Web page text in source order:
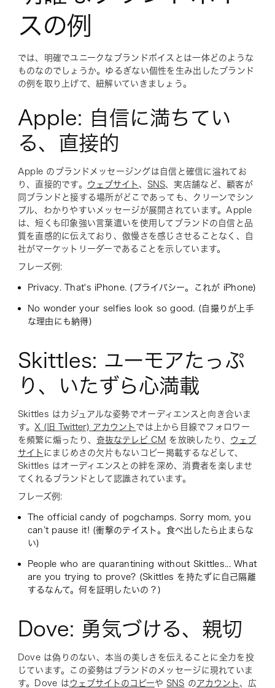
スの例
では、明確でユニークなブランドボイスとは一体どのような
ものなのでしょうか。ゆるぎない個性を生み出したブランド
の例を取り上げて、紐解いていきましょう。
Apple: 自信に満ちてい
る、直接的
Apple のブランドメッセージングは自信と確信に溢れてお
り、直接的です。
ウェブサイト、 SNS、実店舗など、顧客が
同ブランドと接する場所がどこであっても、クリーンでシン
プル、わかりやすいメッセージが展開されています。Apple
は、短くも印象強い言葉遣いを使用してブランドの自信と品
質を直感的に伝えており、傲慢さを感じさせることなく、自
社がマーケットリーダーであることを示しています。
フレーズ例:
Privacy. That's iPhone. (プライバシー。これが iPhone)
No wonder your selfies look so good. (自撮りが上手
な理由にも納得)
Skittles: ユーモアたっぷ
り、いたずら心満載
Skittles はカジュアルな姿勢でオーディエンスと向き合いま
す。 X (旧 Twitter) アカウント では上から目線でフォロワー
を頻繁に煽ったり、 奇抜なテレビ CM を放映したり、
ウェブ
サイト にまじめさの欠片もないコピー掲載するなどして、
Skittles はオーディエンスとの絆を深め、消費者を楽しませ
てくれるブランドとして認識されています。
フレーズ例:
The official candy of pogchamps. Sorry mom, you
can’t pause it! (衝撃のテイスト。食べ出したら止まらな
い)
People who are quarantining without Skittles... What
are you trying to prove? (Skittles を持たずに自己隔離
するなんて。何を証明したいの？)
Dove: 勇気づける、親切
Dove は偽りのない、本当の美しさを伝えることに全力を投
じています。この姿勢はブランドのメッセージに現れていま
す。Dove は ウェブサイトのコピーや SNS のアカウント、広